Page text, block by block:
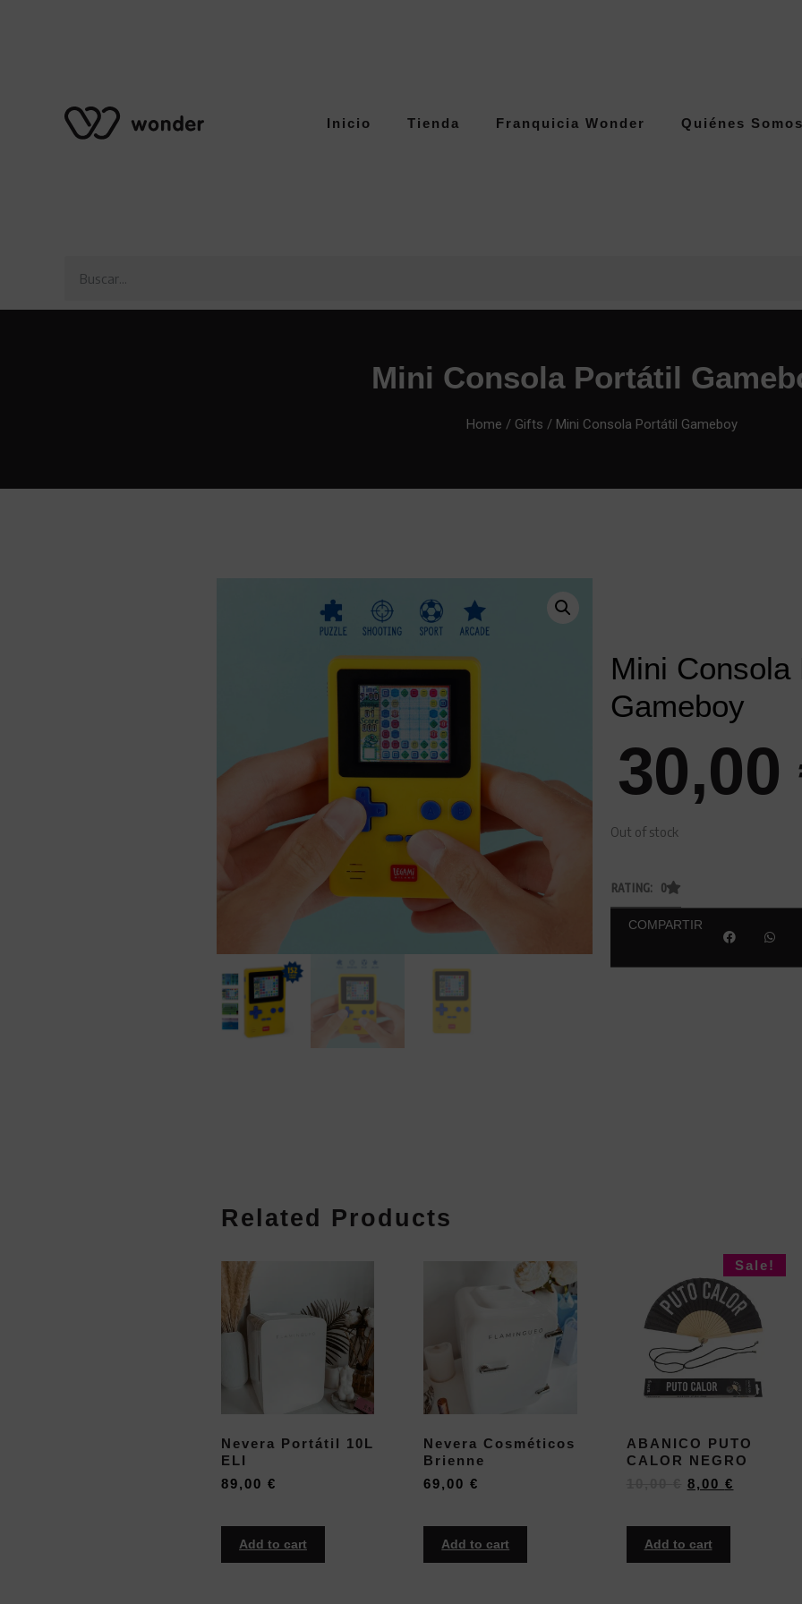
Inicio Tienda Franquicia Wonder Quiénes Somos
Mini Consola Portátil
Home / Gifts / Mini Consola Portátil Gameboy
Mini Consola
Gameboy
30,00
Out of stock
RATING: 0
COMPARTIR
Related Products
Nevera Portátil 10L
ELI
89,00 €
Add to cart
Nevera Cosméticos
Brienne
69,00€
Add to cart
Sale!
ABANICO PUTO
CALOR NEGRO
8,00 €
Add to cart